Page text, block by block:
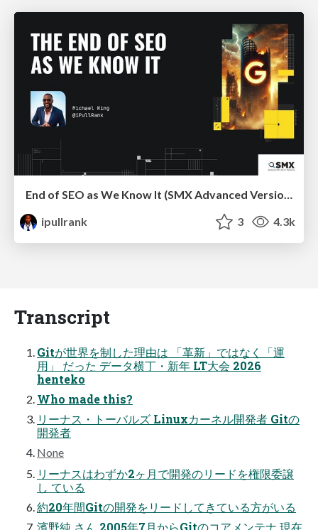
ipullrank
3 4.3k
Transcript
Gitが世界を制した理由は 「革新」ではなく「運
用」 だった データ横丁・新年 LT大会 2026
henteko
Who made this?
リーナス・トーバルズ Linuxカーネル開発者 Gitの
開発者
None
リーナスはわずか2ヶ月で開発のリードを権限委譲
し ている
約20年間Gitの開発をリードしてきている方がいる
濱野純 さん 2005年7月からGitのコアメンテナ 現在